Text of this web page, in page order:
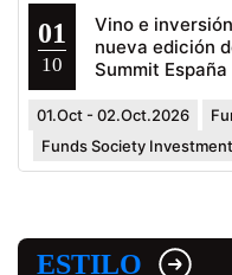
01
10
Vino e
nueva edición
Summit España
01.Oct - 02.Oct.2026
Funds Society
ESTILO